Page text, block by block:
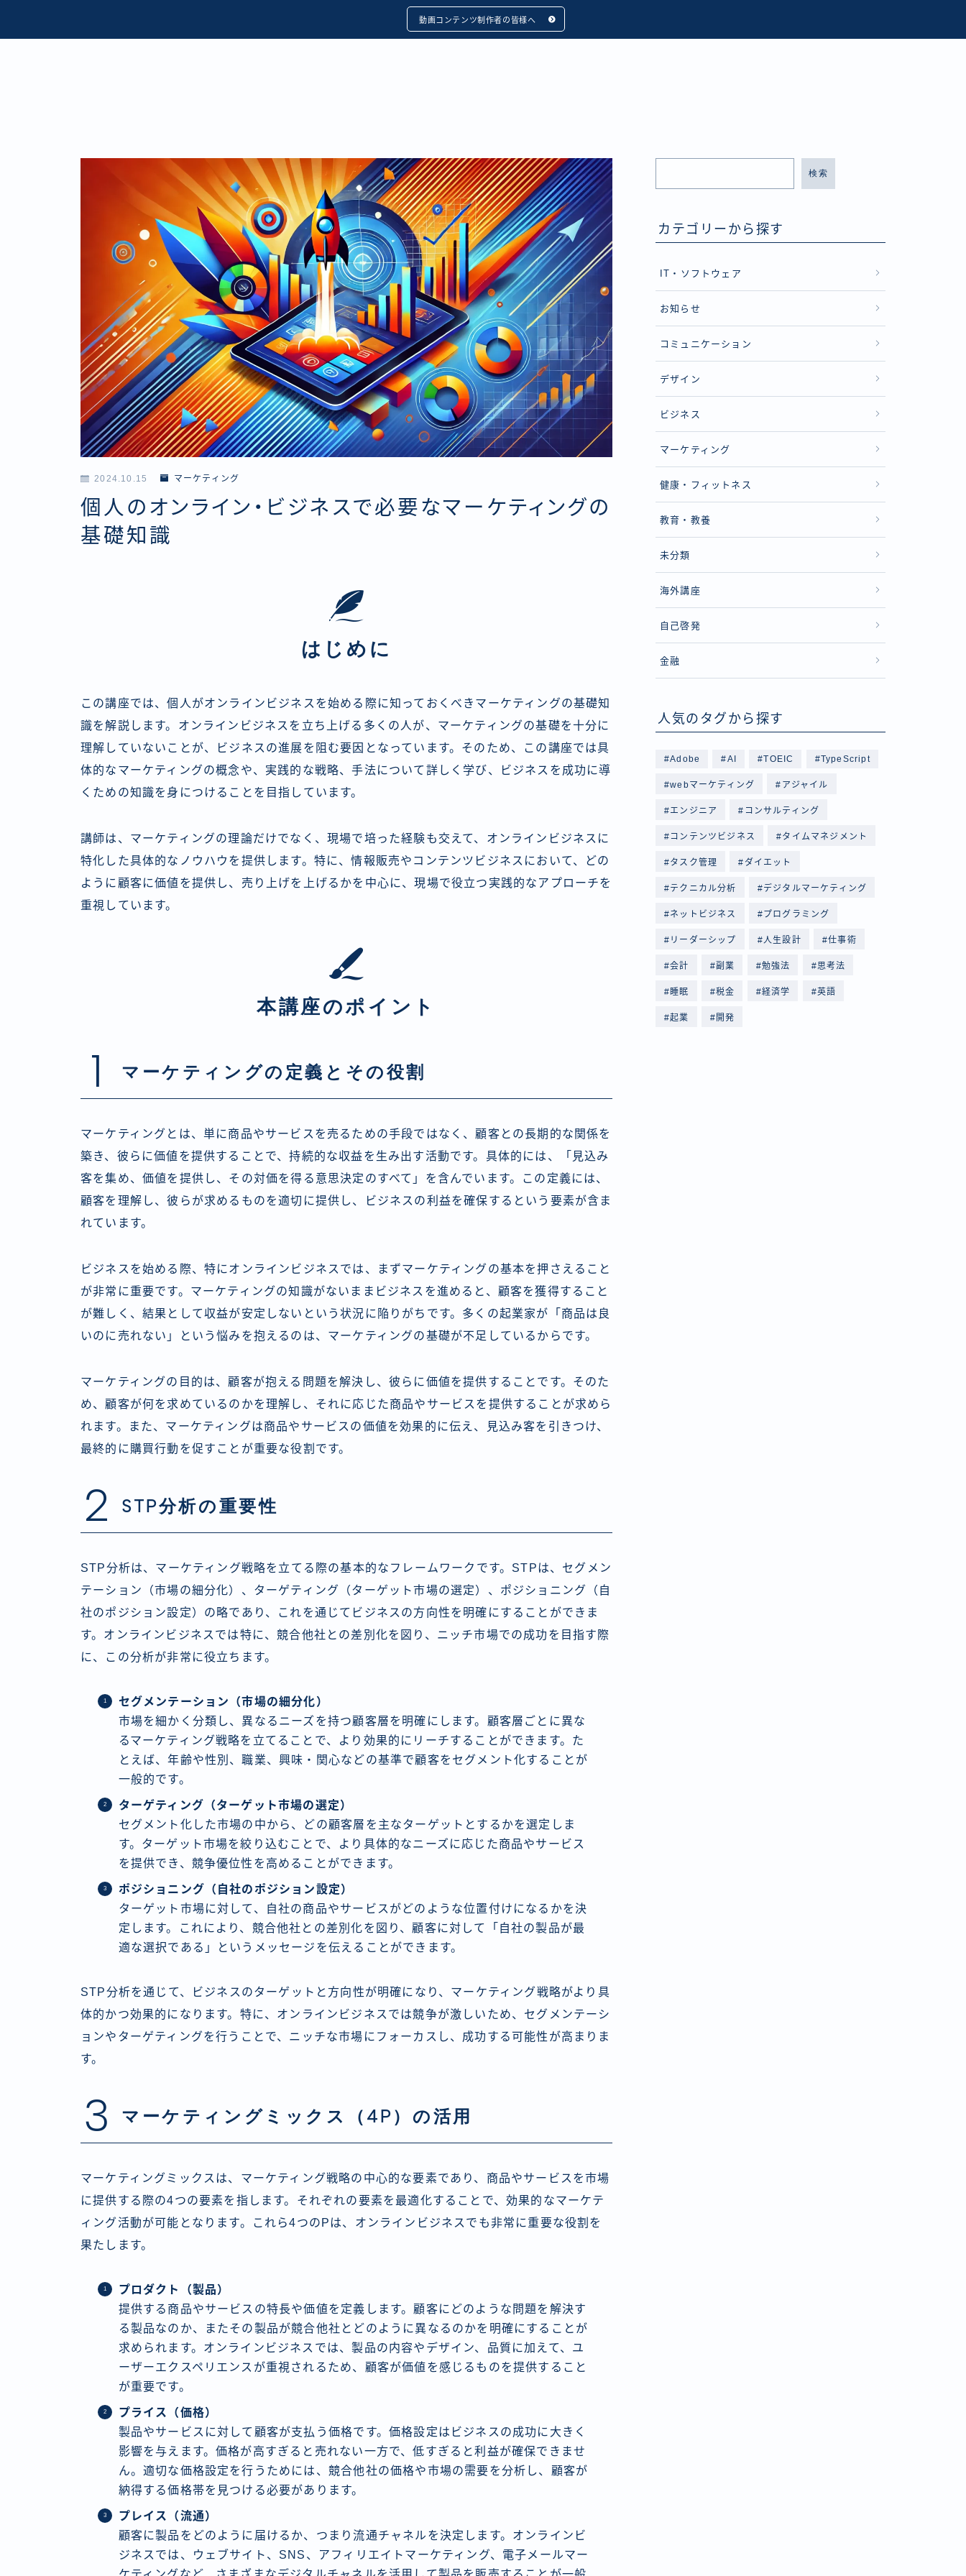
動画コンテンツ制作者の皆様へ
2024.10.15 マーケティング
個人のオンライン・ビジネスで必要なマーケティングの
基礎知識
はじめに
この講座では、個人がオンラインビジネスを始める際に知っておくべきマーケティングの基礎知
識を解説します。オンラインビジネスを立ち上げる多くの人が、マーケティングの基礎を十分に
理解していないことが、ビジネスの進展を阻む要因となっています。そのため、この講座では具
体的なマーケティングの概念や、実践的な戦略、手法について詳しく学び、ビジネスを成功に導
くための知識を身につけることを目指しています。
講師は、マーケティングの理論だけでなく、現場で培った経験も交えて、オンラインビジネスに
特化した具体的なノウハウを提供します。特に、情報販売やコンテンツビジネスにおいて、どの
ように顧客に価値を提供し、売り上げを上げるかを中心に、現場で役立つ実践的なアプローチを
重視しています。
本講座のポイント
1 マーケティングの定義とその役割
マーケティングとは、単に商品やサービスを売るための手段ではなく、顧客との長期的な関係を
築き、彼らに価値を提供することで、持続的な収益を生み出す活動です。具体的には、「見込み
客を集め、価値を提供し、その対価を得る意思決定のすべて」を含んでいます。この定義には、
顧客を理解し、彼らが求めるものを適切に提供し、ビジネスの利益を確保するという要素が含ま
れています。
ビジネスを始める際、特にオンラインビジネスでは、まずマーケティングの基本を押さえること
が非常に重要です。マーケティングの知識がないままビジネスを進めると、顧客を獲得すること
が難しく、結果として収益が安定しないという状況に陥りがちです。多くの起業家が「商品は良
いのに売れない」という悩みを抱えるのは、マーケティングの基礎が不足しているからです。
マーケティングの目的は、顧客が抱える問題を解決し、彼らに価値を提供することです。そのた
め、顧客が何を求めているのかを理解し、それに応じた商品やサービスを提供することが求めら
れます。また、マーケティングは商品やサービスの価値を効果的に伝え、見込み客を引きつけ、
最終的に購買行動を促すことが重要な役割です。
2 STP分析の重要性
STP分析は、マーケティング戦略を立てる際の基本的なフレームワークです。STPは、セグメン
テーション（市場の細分化）、ターゲティング（ターゲット市場の選定）、ポジショニング（自
社のポジション設定）の略であり、これを通じてビジネスの方向性を明確にすることができま
す。オンラインビジネスでは特に、競合他社との差別化を図り、ニッチ市場での成功を目指す際
に、この分析が非常に役立ちます。
セグメンテーション（市場の細分化）
市場を細かく分類し、異なるニーズを持つ顧客層を明確にします。顧客層ごとに異な
るマーケティング戦略を立てることで、より効果的にリーチすることができます。た
とえば、年齢や性別、職業、興味・関心などの基準で顧客をセグメント化することが
一般的です。
ターゲティング（ターゲット市場の選定）
セグメント化した市場の中から、どの顧客層を主なターゲットとするかを選定しま
す。ターゲット市場を絞り込むことで、より具体的なニーズに応じた商品やサービス
を提供でき、競争優位性を高めることができます。
ポジショニング（自社のポジション設定）
ターゲット市場に対して、自社の商品やサービスがどのような位置付けになるかを決
定します。これにより、競合他社との差別化を図り、顧客に対して「自社の製品が最
適な選択である」というメッセージを伝えることができます。
STP分析を通じて、ビジネスのターゲットと方向性が明確になり、マーケティング戦略がより具
体的かつ効果的になります。特に、オンラインビジネスでは競争が激しいため、セグメンテーシ
ョンやターゲティングを行うことで、ニッチな市場にフォーカスし、成功する可能性が高まりま
す。
3 マーケティングミックス（4P）の活用
マーケティングミックスは、マーケティング戦略の中心的な要素であり、商品やサービスを市場
に提供する際の4つの要素を指します。それぞれの要素を最適化することで、効果的なマーケテ
ィング活動が可能となります。これら4つのPは、オンラインビジネスでも非常に重要な役割を
果たします。
プロダクト（製品）
提供する商品やサービスの特長や価値を定義します。顧客にどのような問題を解決す
る製品なのか、またその製品が競合他社とどのように異なるのかを明確にすることが
求められます。オンラインビジネスでは、製品の内容やデザイン、品質に加えて、ユ
ーザーエクスペリエンスが重視されるため、顧客が価値を感じるものを提供すること
が重要です。
プライス（価格）
製品やサービスに対して顧客が支払う価格です。価格設定はビジネスの成功に大きく
影響を与えます。価格が高すぎると売れない一方で、低すぎると利益が確保できませ
ん。適切な価格設定を行うためには、競合他社の価格や市場の需要を分析し、顧客が
納得する価格帯を見つける必要があります。
プレイス（流通）
顧客に製品をどのように届けるか、つまり流通チャネルを決定します。オンラインビ
ジネスでは、ウェブサイト、SNS、アフィリエイトマーケティング、電子メールマー
検索
カテゴリーから探す
IT・ソフトウェア
お知らせ
コミュニケーション
デザイン
ビジネス
マーケティング
健康・フィットネス
教育・教養
未分類
海外講座
自己啓発
金融
人気のタグから探す
Adobe AI TOEIC TypeScript
webマーケティング アジャイル
エンジニア コンサルティング
コンテンツビジネス タイムマネジメント
タスク管理 ダイエット
テクニカル分析 デジタルマーケティング
ネットビジネス プログラミング
リーダーシップ 人生設計 仕事術
会計 副業 勉強法 思考法
睡眠 税金 経済学 英語
起業 開発